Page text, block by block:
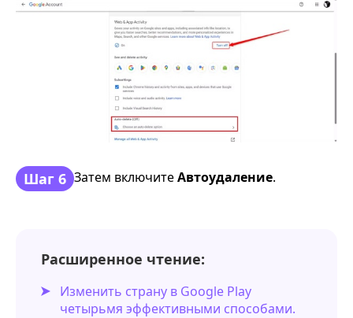
Шаг 6 Затем включитеАвтоудаление.
Расширенное чтение:
Изменить страну в Google Play
четырьмя эффективными способами.